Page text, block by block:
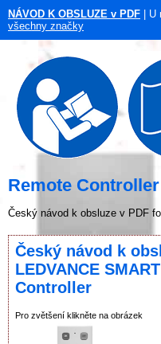
NÁVOD K OBSLUZE v PDF |
všechny značky
Remote Controller
Český návod k obsluze v PDF
Český návod k
LEDVANCE
Controller
Pro zvětšení klikněte na obrázek